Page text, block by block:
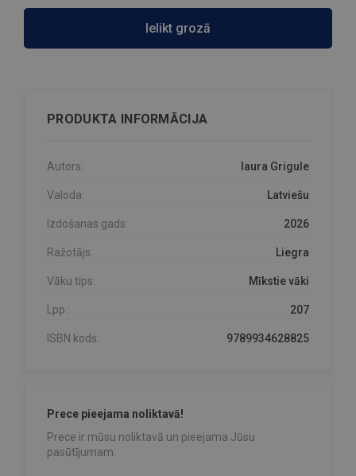
Ielikt grozā
PRODUKTA INFORMĀCIJA
Autors: laura Grigule
Valoda: Latviešu
Izdošanas gads: 2026
Ražotājs: Liegra
Vāku tips: Mīkstie vāki
Lpp.: 207
ISBN kods: 9789934628825
Prece pieejama noliktavā!
Prece ir mūsu noliktavā un pieejama Jūsu
pasūtījumam.